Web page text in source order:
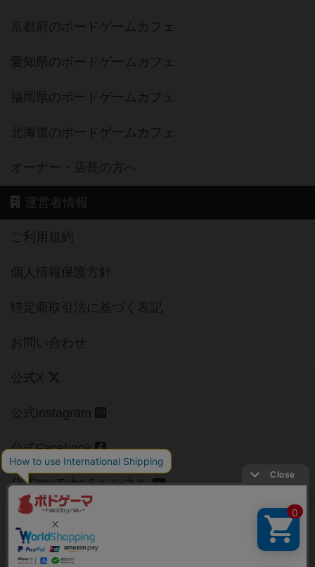
京都府のボードゲームカフェ
愛知県のボードゲームカフェ
福岡県のボードゲームカフェ
北海道のボードゲームカフェ
オーナー・店長の方へ
運営者情報
ご利用規約
個人情報保護方針
特定商取引法に基づく表記
お問い合わせ
公式X
公式instagram
公式Facebook
公式YouTubeチャンネル